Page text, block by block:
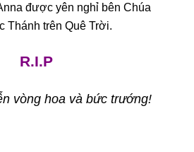
được yên nghỉ bên Chúa
Thánh trên Quê Trời.
R.I.P
vòng hoa và bức trướng!